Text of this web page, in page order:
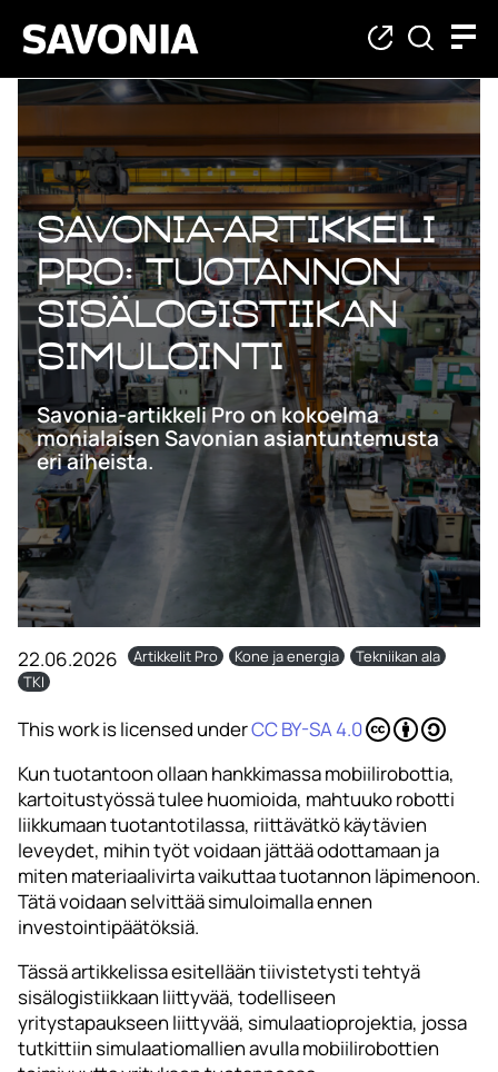
Savonia-artikkeli
Pro: Tuotannon
sisälogistiikan
simulointi
Savonia-artikkeli Pro on kokoelma
monialaisen Savonian asiantuntemusta
eri aiheista.
22.06.2026 Artikkelit Pro Kone ja energia
Tekniikan ala
TKI
This work is licensed underCC BY-SA 4.0
Kun tuotantoon ollaan hankkimassa mobiilirobottia,
kartoitustyössä tulee huomioida, mahtuuko robotti
liikkumaan tuotantotilassa, riittävätkö käytävien
leveydet, mihin työt voidaan jättää odottamaan ja
miten materiaalivirta vaikuttaa tuotannon läpimenoon.
Tätä voidaan selvittää simuloimalla ennen
investointipäätöksiä.
Tässä artikkelissa esitellään tiivistetysti tehtyä
sisälogistiikkaan liittyvää, todelliseen
yritystapaukseen liittyvää, simulaatioprojektia, jossa
tutkittiin simulaatiomallien avulla mobiilirobottien